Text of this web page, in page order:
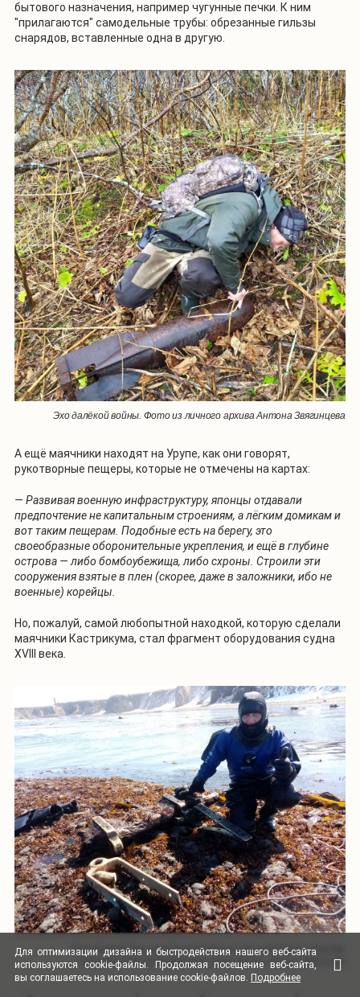
бытового назначения, например чугунные печки. К ним
"прилагаются" самодельные трубы: обрезанные гильзы
снарядов, вставленные одна в другую.
Эхо далёкой войны. Фото из личного архива Антона Звягинцева
А ещё маячники находят на Урупе, как они говорят,
рукотворные пещеры, которые не отмечены на картах:
— Развивая военную инфраструктуру, японцы отдавали
предпочтение не капитальным строениям, а лёгким домикам и
вот таким пещерам. Подобные есть на берегу, это
своеобразные оборонительные укрепления, и ещё в глубине
острова — либо бомбоубежища, либо схроны. Строили эти
сооружения взятые в плен (скорее, даже в заложники, ибо не
военные) корейцы.
Но, пожалуй, самой любопытной находкой, которую сделали
маячники Кастрикума, стал фрагмент оборудования судна
XVIII века.
Эти фрагменты предположительно принадлежат старому
голландскому китобойному судну. Фото: Антон Звягинцев
Для оптимизации дизайна и быстродействия нашего веб-сайта
используются cookie-файлы. Продолжая посещение веб-сайта,
вы соглашаетесь на использование cookie-файлов. Подробнее